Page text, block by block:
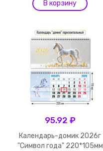
95.92 ₽
Календарь-домик 2026г
"Символ года" 220*105мм